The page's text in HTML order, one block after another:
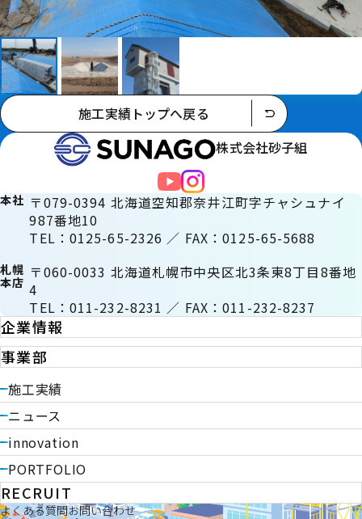
施工実績トップへ戻る
株式会社砂子組
本社 〒079-0394 北海道空知郡奈井江町字チャシュナイ
987番地10
TEL：0125-65-2326 ／ FAX：0125-65-5688
札幌
本店
〒060-0033 北海道札幌市中央区北3条東8丁目8番地
4
TEL：011-232-8231 ／ FAX：011-232-8237
企業情報
事業部
施工実績
ニュース
innovation
PORTFOLIO
RECRUIT
よくある質問お問い合わせ